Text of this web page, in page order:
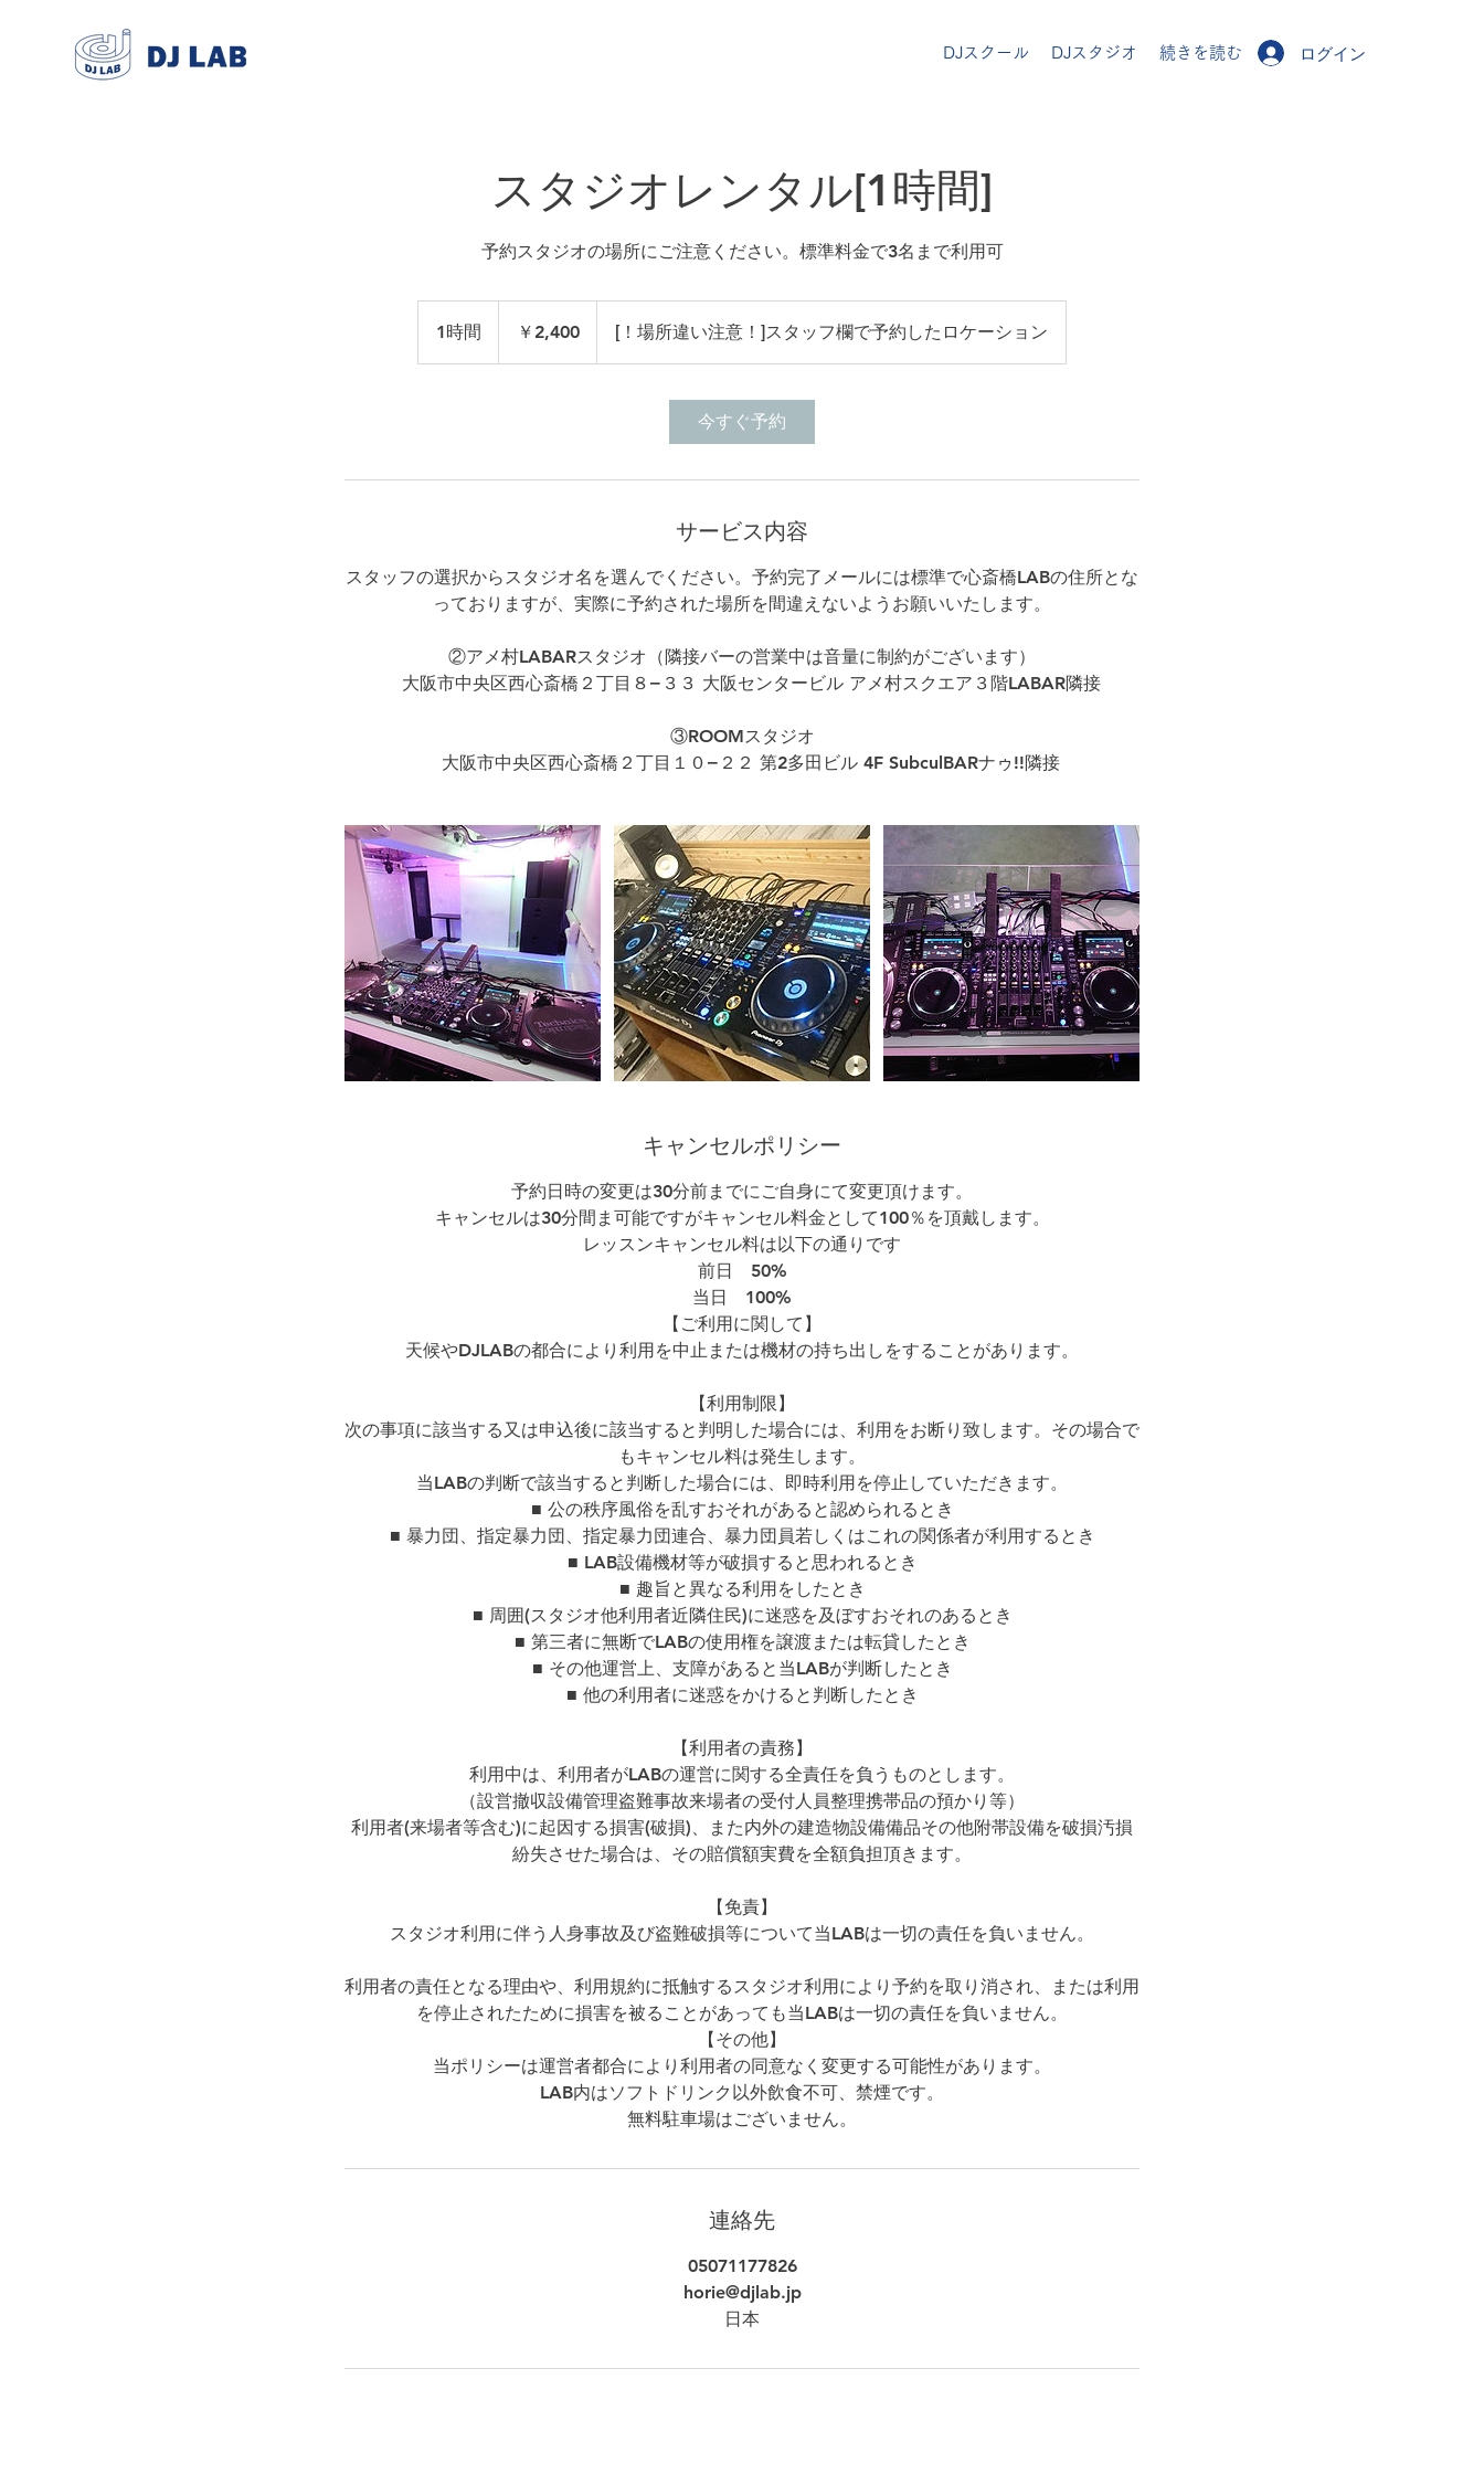
DJスクール DJスタジオ 続きを読む ログイン
DJスクール DJスタジオ 続きを読む ログイン
スタジオレンタル[1時間]
予約スタジオの場所にご注意ください。標準料金で3名まで利用可
1時間
時
￥2,400 [！場所違い注意！]スタッフ欄で予約したロケーション
今すぐ予約
サービス内容
スタッフの選択からスタジオ名を選んでください。予約完了メールには標準で心斎橋LABの住所とな
っておりますが、実際に予約された場所を間違えないようお願いいたします。
②アメ村LABARスタジオ（隣接バーの営業中は音量に制約がございます）
大阪市中央区西心斎橋２丁目８−３３ 大阪センタービル アメ村スクエア３階LABAR隣接
③ROOMスタジオ
大阪市中央区西心斎橋２丁目１０−２２ 第2多田ビル 4F SubculBARナゥ!!隣接
キャンセルポリシー
予約日時の変更は30分前までにご自身にて変更頂けます。
キャンセルは30分間ま可能ですがキャンセル料金として100％を頂戴します。
レッスンキャンセル料は以下の通りです
前日 50%
当日 100%
【ご利用に関して】
天候やDJLABの都合により利用を中止または機材の持ち出しをすることがあります。
【利用制限】
次の事項に該当する又は申込後に該当すると判明した場合には、利用をお断り致します。その場合で
もキャンセル料は発生します。
当LABの判断で該当すると判断した場合には、即時利用を停止していただきます。
■ 公の秩序風俗を乱すおそれがあると認められるとき
■ 暴力団、指定暴力団、指定暴力団連合、暴力団員若しくはこれの関係者が利用するとき
■ LAB設備機材等が破損すると思われるとき
■ 趣旨と異なる利用をしたとき
■ 周囲(スタジオ他利用者近隣住民)に迷惑を及ぼすおそれのあるとき
■ 第三者に無断でLABの使用権を譲渡または転貸したとき
■ その他運営上、支障があると当LABが判断したとき
■ 他の利用者に迷惑をかけると判断したとき
【利用者の責務】
利用中は、利用者がLABの運営に関する全責任を負うものとします。
（設営撤収設備管理盗難事故来場者の受付人員整理携帯品の預かり等）
利用者(来場者等含む)に起因する損害(破損)、また内外の建造物設備備品その他附帯設備を破損汚損
紛失させた場合は、その賠償額実費を全額負担頂きます。
【免責】
スタジオ利用に伴う人身事故及び盗難破損等について当LABは一切の責任を負いません。
利用者の責任となる理由や、利用規約に抵触するスタジオ利用により予約を取り消され、または利用
を停止されたために損害を被ることがあっても当LABは一切の責任を負いません。
【その他】
当ポリシーは運営者都合により利用者の同意なく変更する可能性があります。
LAB内はソフトドリンク以外飲食不可、禁煙です。
無料駐車場はございません。
連絡先
05071177826
horie@djlab.jp
日本